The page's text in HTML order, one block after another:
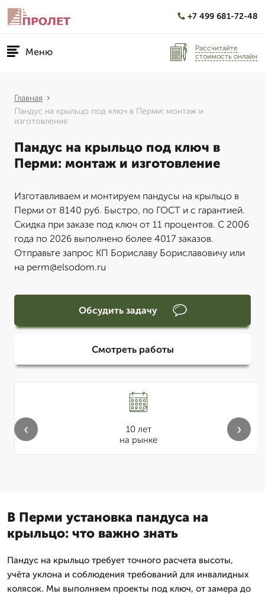
+7 499 681-72-48
Меню
Рассчитайте
стоимость онлайн
Главная
Пандус на крыльцо под ключ в Перми: монтаж и
изготовление
Пандус на крыльцо под ключ в
Перми: монтаж и изготовление
Изготавливаем и монтируем пандусы на крыльцо в
Перми от 8140 руб. Быстро, по ГОСТ и с гарантией.
Скидка при заказе под ключ от 11 процентов. С 2006
года по 2026 выполнено более 4017 заказов.
Отправьте запрос КП Бориславу Бориславовичу или
на perm@elsodom.ru
Обсудить задачу
Смотреть работы
10 лет
на рынке
‹ ›
В Перми установка пандуса на
крыльцо: что важно знать
Пандус на крыльцо требует точного расчета высоты,
учёта уклона и соблюдения требований для инвалидных
колясок. Мы выполняем проекты под ключ, от замера до